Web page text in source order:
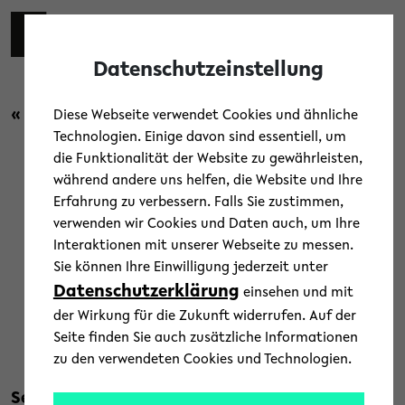
Skip to main content
« Zurück zur Übersicht
Campus Menschen / Uni-Leben
Aktion Wunschstern in der
Universität gestartet
23. November 2023
Text: Norma Langohr
Seit mehr als 15 Jahren erfüllen Beschäftigte,
Datenschutzeinstellung
Diese Webseite verwendet Cookies und ähnliche
Technologien. Einige davon sind essentiell, um
die Funktionalität der Website zu gewährleisten,
während andere uns helfen, die Website und Ihre
Erfahrung zu verbessern. Falls Sie zustimmen,
verwenden wir Cookies und Daten auch, um Ihre
Interaktionen mit unserer Webseite zu messen.
Sie können Ihre Einwilligung jederzeit unter
Datenschutzerklärung einsehen und mit
der Wirkung für die Zukunft widerrufen. Auf der
Seite finden Sie auch zusätzliche Informationen
zu den verwendeten Cookies und Technologien.